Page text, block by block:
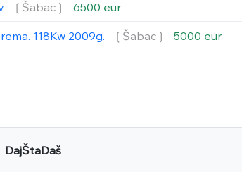
❲Šabac❳ 6500 eur
118Kw 2009g. ❲Šabac❳ 5000 eur
DajŠtaDaš